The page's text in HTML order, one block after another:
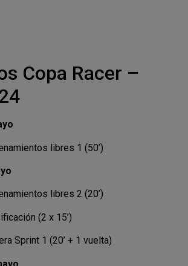
Copa Racer –
libres 1 (50’)
libres 2 (20’)
(2 x 15’)
Sprint 1 (20’ + 1 vuelta)